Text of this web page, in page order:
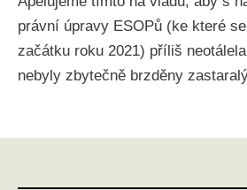
právní úpravy ESOPů (ke které
začátku roku 2021) příliš
nebyly zbytečně brzděny